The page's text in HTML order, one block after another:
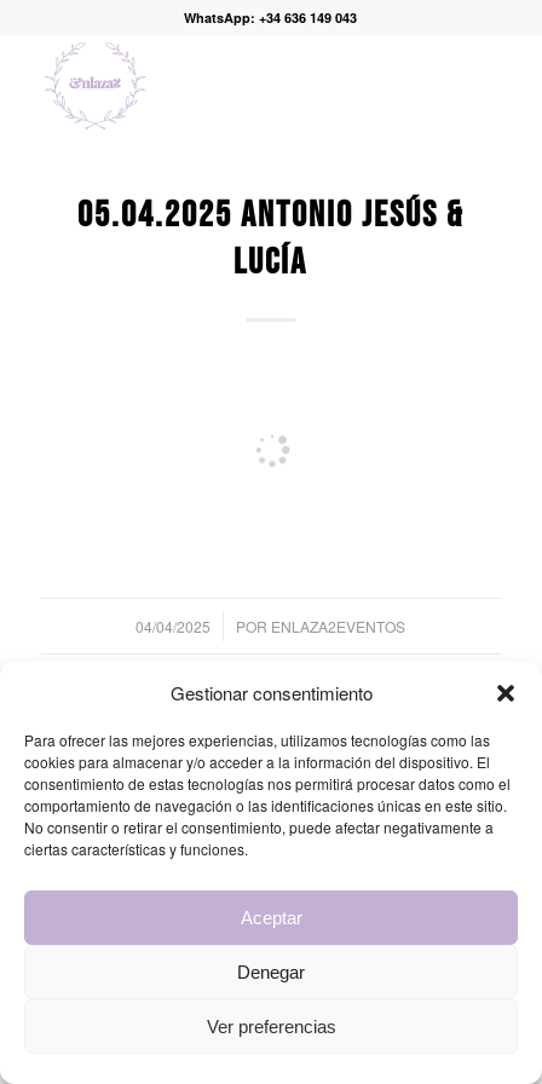
Gestionar consentimiento
Para ofrecer las mejores experiencias, utilizamos tecnologías como las
cookies para almacenar y/o acceder a la información del dispositivo. El
consentimiento de estas tecnologías nos permitirá procesar datos como el
comportamiento de navegación o las identificaciones únicas en este sitio.
No consentir o retirar el consentimiento, puede afectar negativamente a
ciertas características y funciones.
Aceptar
Denegar
Ver preferencias
WhatsApp: +34 636 149 043
05.04.2025 ANTONIO JESÚS &
LUCÍA
04/04/2025
/ POR ENLAZA2EVENTOS